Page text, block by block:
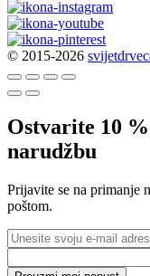
© 2015-2026
Ostvarite 10
narudžbu
Prijavite se na primanje
poštom.